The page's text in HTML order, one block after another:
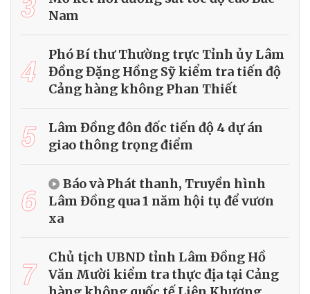
Nam
4
Phó Bí thư Thường trực Tỉnh ủy Lâm
Đồng Đặng Hồng Sỹ kiểm tra tiến độ
Cảng hàng không Phan Thiết
5
Lâm Đồng đôn đốc tiến độ 4 dự án
giao thông trọng điểm
6
Báo và Phát thanh, Truyền hình
Lâm Đồng qua 1 năm hội tụ để vươn
xa
7
Chủ tịch UBND tỉnh Lâm Đồng Hồ
Văn Mười kiểm tra thực địa tại Cảng